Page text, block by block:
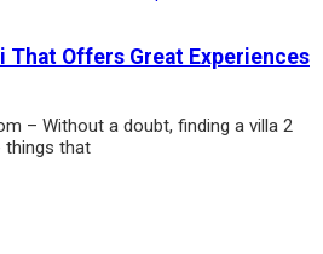
That Offers Great Experiences
– Without a doubt, finding a villa 2
things that